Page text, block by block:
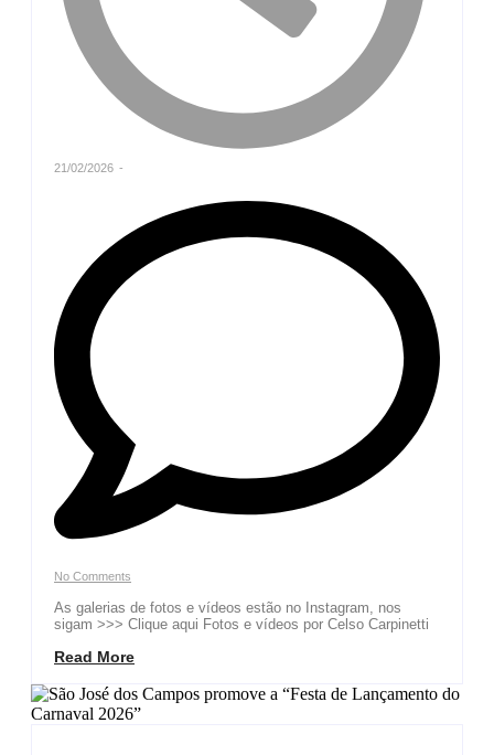
21/02/2026 -
No Comments
As galerias de fotos e vídeos estão no Instagram, nos
sigam >>> Clique aqui Fotos e vídeos por Celso Carpinetti
Read More